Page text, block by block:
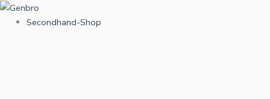
Zum
Inhalt Secondhand-Shop